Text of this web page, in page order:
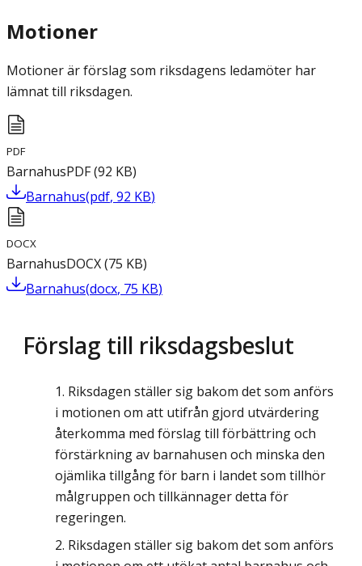
Motioner
Motioner är förslag som riksdagens ledamöter har
lämnat till riksdagen.
PDF
BarnahusPDF(92 KB)
Barnahus(pdf, 92 KB)
DOCX
BarnahusDOCX(75 KB)
Barnahus(docx, 75 KB)
Förslag till riksdagsbeslut
Riksdagen ställer sig bakom det som anförs
i motionen om att utifrån gjord utvärdering
återkomma med förslag till förbättring och
förstärkning av barnahusen och minska den
ojämlika tillgång för barn i landet som tillhör
målgruppen och tillkännager detta för
regeringen.
Riksdagen ställer sig bakom det som anförs